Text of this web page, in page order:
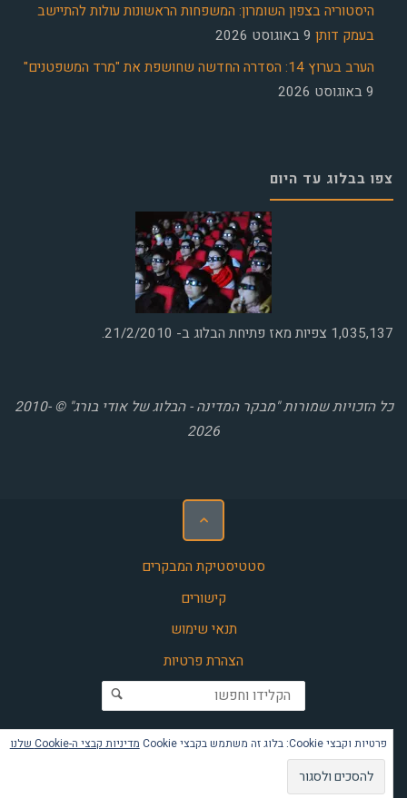
היסטוריה בצפון השומרון: המשפחות הראשונות עולות להתיישב
בעמק דותן 9 באוגוסט 2026
הערב בערוץ 14: הסדרה החדשה שחושפת את "מרד המשפטנים"
9 באוגוסט 2026
צפו בבלוג עד היום
1,035,137 צפיות מאז פתיחת הבלוג ב- 21/2/2010.
כל הזכויות שמורות "מבקר המדינה - הבלוג של אודי בורג" © 2010-
2026
סטטיסטיקת המבקרים
קישורים
תנאי שימוש
הצהרת פרטיות
פרטיות וקבצי Cookie: בלוג זה משתמש בקבצי Cookie מדיניות קבצי ה-Cookie שלנו